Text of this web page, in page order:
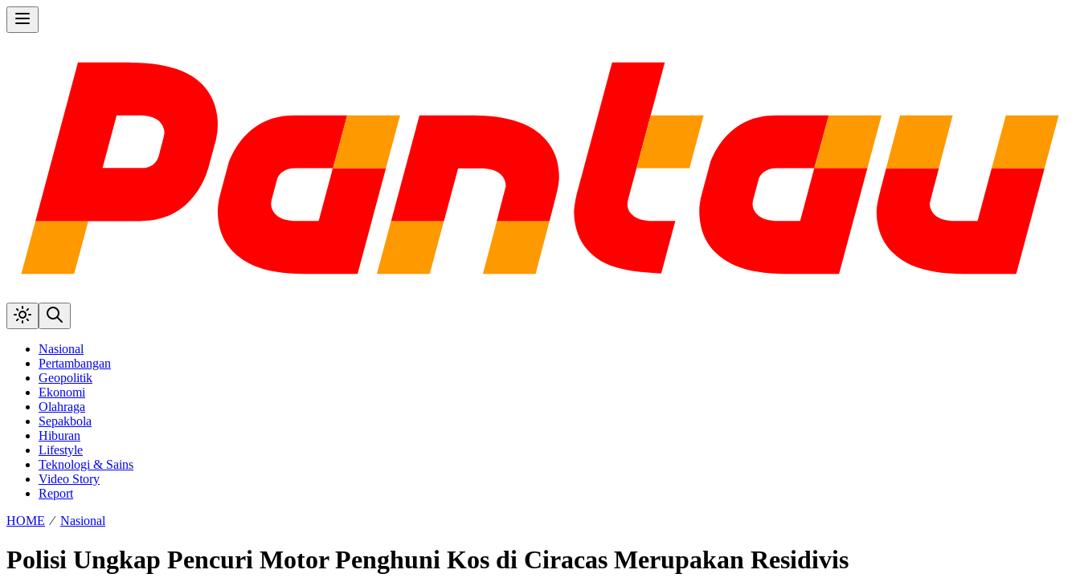
Nasional
Pertambangan
Geopolitik
Ekonomi
Olahraga
Sepakbola
Hiburan
Lifestyle
Teknologi & Sains
Video Story
Report
HOME ⁄ Nasional
Polisi Ungkap Pencuri Motor Penghuni Kos di Ciracas Merupakan Residivis